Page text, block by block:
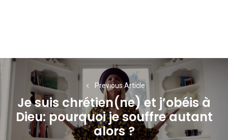
Navigation
de
l’article
Previous Article
Previous
post:
Je suis chrétien(ne) et j’obéis à
Dieu: pourquoi je souffre autant
alors ?